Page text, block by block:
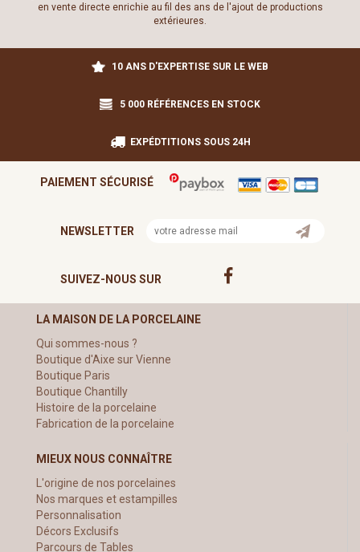
en vente directe enrichie au fil des ans de l'ajout de productions
extérieures.
10 ANS D'EXPERTISE SUR LE WEB
5 000 RÉFÉRENCES EN STOCK
EXPÉDTITIONS SOUS 24H
PAIEMENT SÉCURISÉ
NEWSLETTER
SUIVEZ-NOUS SUR
LA MAISON DE LA PORCELAINE
Qui sommes-nous ?
Boutique d'Aixe sur Vienne
Boutique Paris
Boutique Chantilly
Histoire de la porcelaine
Fabrication de la porcelaine
MIEUX NOUS CONNAÎTRE
L'origine de nos porcelaines
Nos marques et estampilles
Personnalisation
Décors Exclusifs
Parcours de Tables